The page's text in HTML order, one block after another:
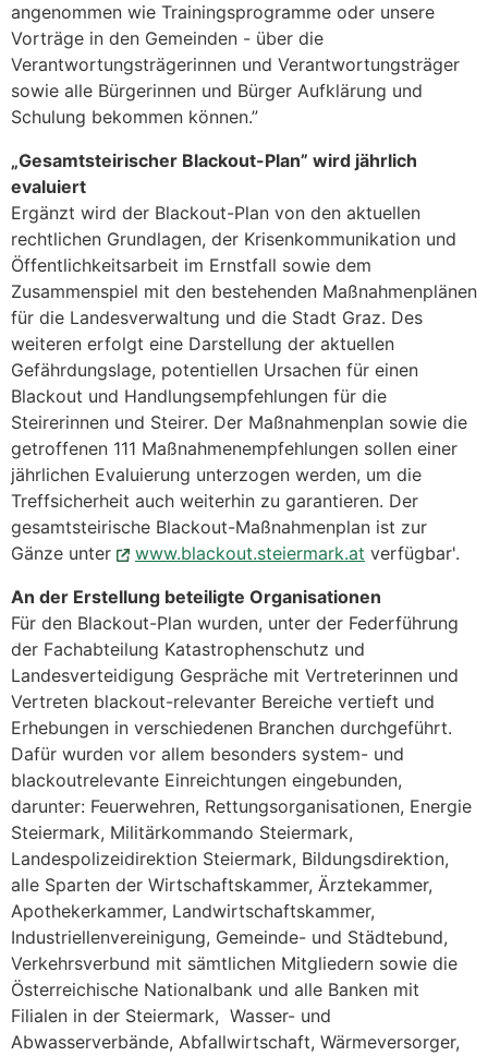
angenommen wie Trainingsprogramme oder unsere
Vorträge in den Gemeinden - über die
Verantwortungsträgerinnen und Verantwortungsträger
sowie alle Bürgerinnen und Bürger Aufklärung und
Schulung bekommen können.”
„Gesamtsteirischer Blackout-Plan” wird jährlich
evaluiert
Ergänzt wird der Blackout-Plan von den aktuellen
rechtlichen Grundlagen, der Krisenkommunikation und
Öffentlichkeitsarbeit im Ernstfall sowie dem
Zusammenspiel mit den bestehenden Maßnahmenplänen
für die Landesverwaltung und die Stadt Graz. Des
weiteren erfolgt eine Darstellung der aktuellen
Gefährdungslage, potentiellen Ursachen für einen
Blackout und Handlungsempfehlungen für die
Steirerinnen und Steirer. Der Maßnahmenplan sowie die
getroffenen 111 Maßnahmenempfehlungen sollen einer
jährlichen Evaluierung unterzogen werden, um die
Treffsicherheit auch weiterhin zu garantieren. Der
gesamtsteirische Blackout-Maßnahmenplan ist zur
Gänze unter
www.blackout.steiermark.at verfügbar'.
An der Erstellung beteiligte Organisationen
Für den Blackout-Plan wurden, unter der Federführung
der Fachabteilung Katastrophenschutz und
Landesverteidigung Gespräche mit Vertreterinnen und
Vertreten blackout-relevanter Bereiche vertieft und
Erhebungen in verschiedenen Branchen durchgeführt.
Dafür wurden vor allem besonders system- und
blackoutrelevante Einreichtungen eingebunden,
darunter: Feuerwehren, Rettungsorganisationen, Energie
Steiermark, Militärkommando Steiermark,
Landespolizeidirektion Steiermark, Bildungsdirektion,
alle Sparten der Wirtschaftskammer, Ärztekammer,
Apothekerkammer, Landwirtschaftskammer,
Industriellenvereinigung, Gemeinde- und Städtebund,
Verkehrsverbund mit sämtlichen Mitgliedern sowie die
Österreichische Nationalbank und alle Banken mit
Filialen in der Steiermark, Wasser- und
Abwasserverbände, Abfallwirtschaft, Wärmeversorger,